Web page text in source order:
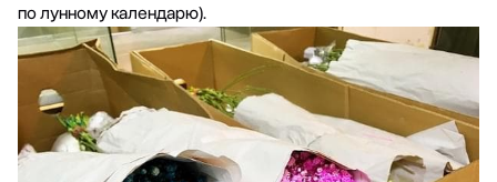
по лунному календарю).